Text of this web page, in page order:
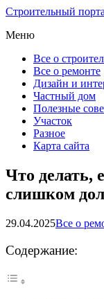
Строительный
Меню
Все о
Все о ремонте
Дизайн и
Частный дом
Полезные
Участок
Разное
Карта сайта
Что делать,
слишком
29.04.2025Все о
Содержание: